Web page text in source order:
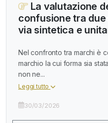
La valutazione
confusione tra
via sintetica e
Nel confronto tra marchi è
marchio la cui forma sia
non ne...
Leggi tutto
30/03/2026